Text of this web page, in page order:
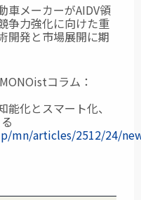
車メーカーがAIDV領
争力強化に向けた重
開発と市場展開に期
コラム：
化とスマート化、
mn/articles/2512/24/